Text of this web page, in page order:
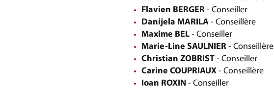
Flavien BERGER- Conseiller
Danijela MARILA- Conseillère
Maxime BEL- Conseiller
Marie-Line SAULNIER- Conseillère
Christian ZOBRIST- Conseiller
Carine COUPRIAUX- Conseillère
Ioan ROXIN- Conseiller